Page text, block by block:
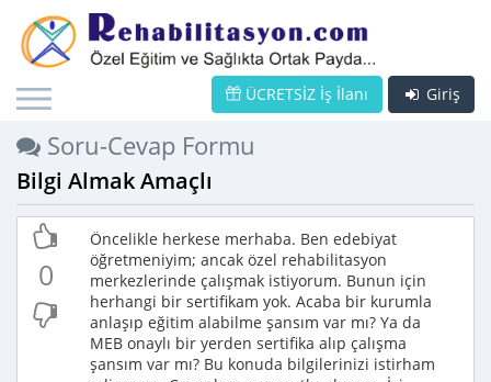
Giriş
ÜCRETSİZ İş İlanı
Soru-Cevap Formu
Bilgi Almak Amaçlı
0
Öncelikle herkese merhaba. Ben edebiyat
öğretmeniyim; ancak özel rehabilitasyon
merkezlerinde çalışmak istiyorum. Bunun için
herhangi bir sertifikam yok. Acaba bir kurumla
anlaşıp eğitim alabilme şansım var mı? Ya da
MEB onaylı bir yerden sertifika alıp çalışma
şansım var mı? Bu konuda bilgilerinizi istirham